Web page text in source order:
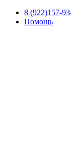
8 (922)157-
Помощь